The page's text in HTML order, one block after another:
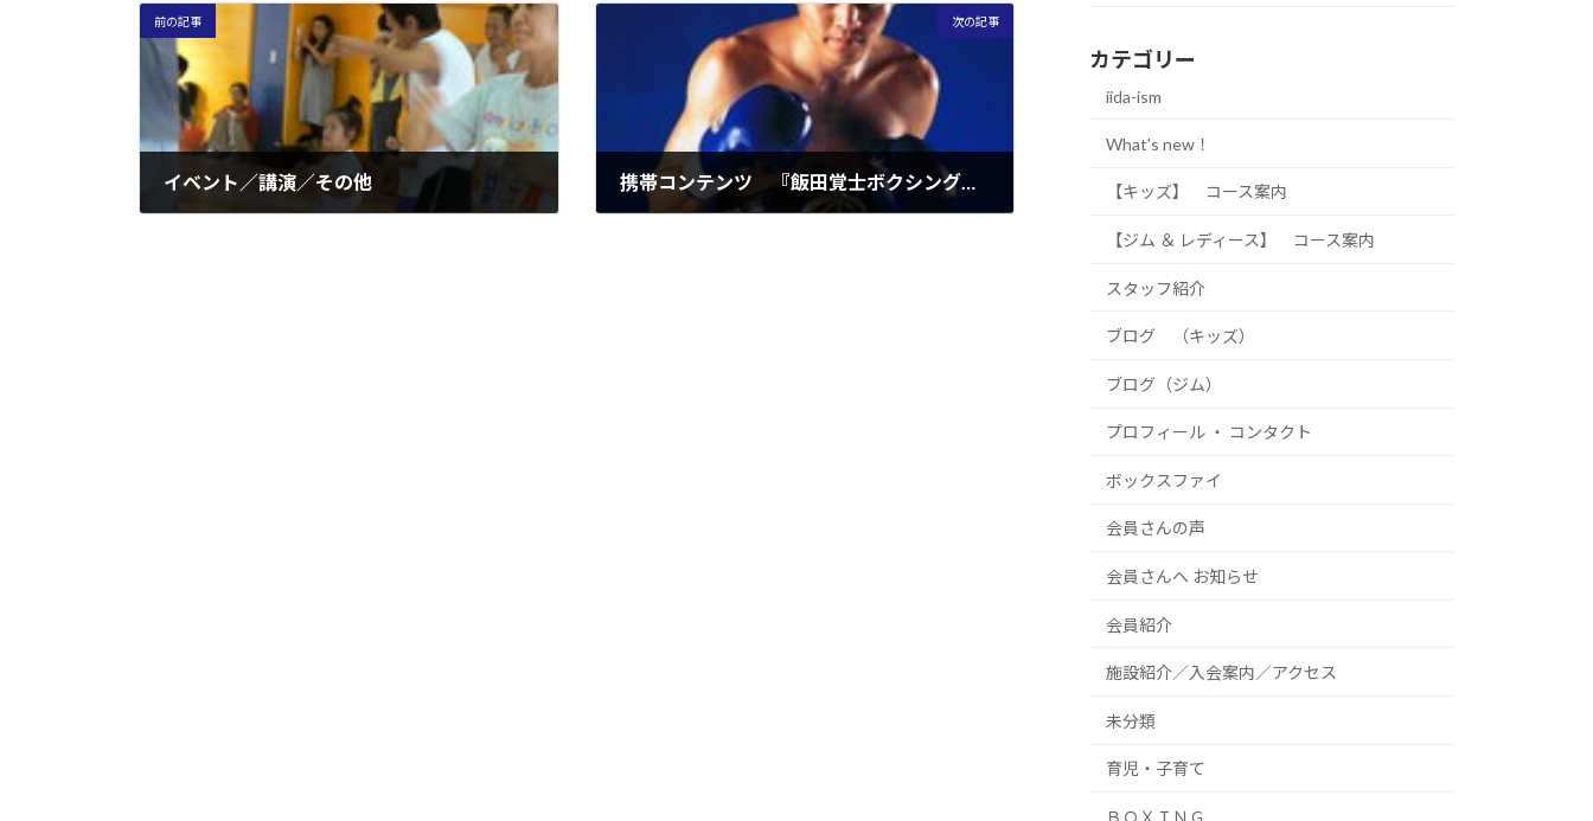
前の記事
イベント／講演／その他
次の記事
携帯コンテンツ 『飯田覚士ボクシング塾』 （バックナンバー）
カテゴリー
iida-ism
What's new！
【キッズ】 コース案内
【ジム ＆ レディース】 コース案内
スタッフ紹介
ブログ （キッズ）
ブログ（ジム）
プロフィール ・ コンタクト
ボックスファイ
会員さんの声
会員さんへ お知らせ
会員紹介
施設紹介／入会案内／アクセス
未分類
育児・子育て
ＢＯＸＩＮＧ